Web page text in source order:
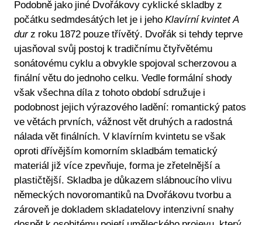
Podobně jako jiné Dvořákovy cyklické skladby z
počátku sedmdesátých let je i jeho Klavírní kvintet A
durz roku 1872 pouze třívětý. Dvořák si tehdy teprve
ujasňoval svůj postoj k tradičnímu čtyřvětému
sonátovému cyklu a obvykle spojoval scherzovou a
finální větu do jednoho celku. Vedle formální shody
však všechna díla z tohoto období sdružuje i
podobnost jejich výrazového ladění: romantický patos
ve větách prvních, vážnost vět druhých a radostná
nálada vět finálních. V klavírním kvintetu se však
oproti dřívějším komorním skladbám tematický
materiál již více zpevňuje, forma je zřetelnější a
plastičtější. Skladba je důkazem slábnoucího vlivu
německých novoromantiků na Dvořákovu tvorbu a
zároveň je dokladem skladatelovy intenzivní snahy